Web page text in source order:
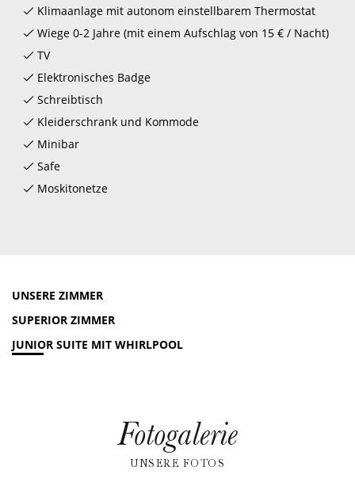
Klimaanlage mit autonom einstellbarem Thermostat
Wiege 0-2 Jahre (mit einem Aufschlag von 15 € / Nacht)
TV
Elektronisches Badge
Schreibtisch
Kleiderschrank und Kommode
Minibar
Safe
Moskitonetze
UNSERE ZIMMER
SUPERIOR ZIMMER
JUNIOR SUITE MIT WHIRLPOOL
Fotogalerie
UNSERE FOTOS